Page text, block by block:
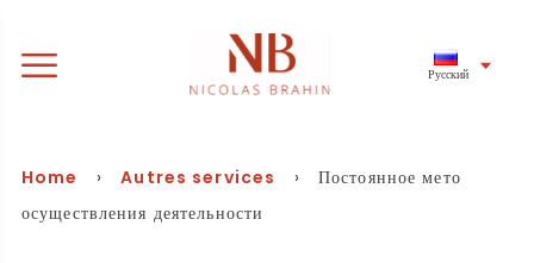
Русский
Home ›Autres services
› Постоянное мето
осуществления деятельности